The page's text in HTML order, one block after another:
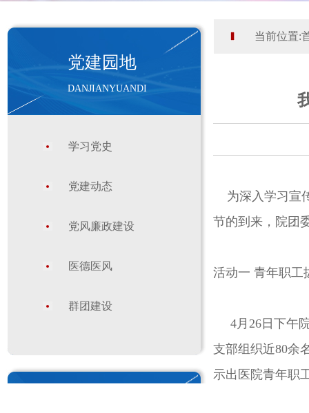
党建园地
DANJIANYUANDI
学习党史
党建动态
党风廉政建设
医德医风
群团建设
当前位置:
为深入学习宣
节的到来，院团
活动一 青年职工
4月26日下午院
支部组织近80余
示出医院青年职